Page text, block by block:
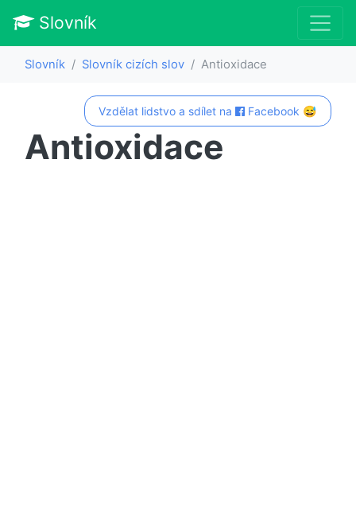
Slovník
Slovník Slovník cizích slov Antioxidace
Vzdělat lidstvo a sdílet na Facebook 😅
Antioxidace